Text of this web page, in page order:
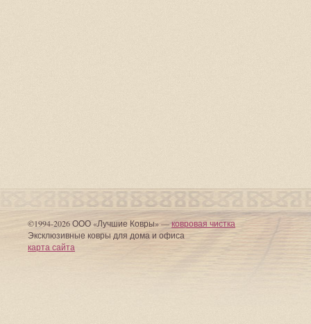
©1994-2026 ООО «Лучшие Ковры» —ковровая чистка
Эксклюзивные ковры для дома и офиса
карта сайта